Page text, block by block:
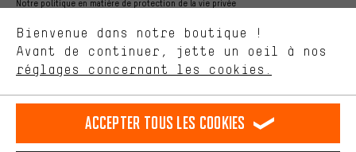
Notre politique en matière de protection de la vie privée
Langue"
français english
EN Deutsch español
RÉSILIER LE CONTRAT Communauté d'Aix-la-Chapelle
Programme d'affiliation Mentions Légales Protection des données
Bienvenue dans notre boutique !
Avant de continuer, jette un oeil à nos
réglages concernant les cookies.
nous proposons grâce à ton comportement d'achat.
Plus de confort
est plus confortable. Avec les cookies de confort, nous
Nous pouvons ainsi mettre à ta disposition d'autres contenus et
informations utiles. De plus, tu as la possibilité d'utiliser des
Accepter tous les cookies